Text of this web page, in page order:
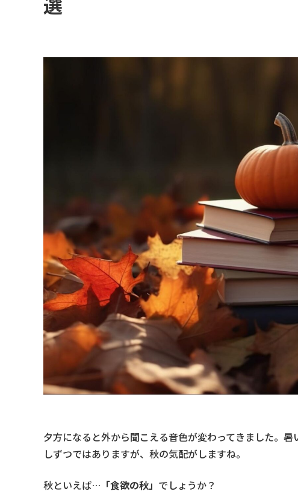
夕方になると外から聞こえる音色が変わってきました。
しずつではありますが、秋の気配がしますね。
秋といえば… 「食欲の秋」 でしょうか？